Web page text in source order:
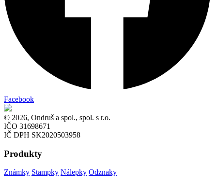
Facebook
© 2026, Ondruš a spol., spol. s r.o.
IČO 31698671
IČ DPH SK2020503958
Produkty
Známky Stampky Nálepky Odznaky